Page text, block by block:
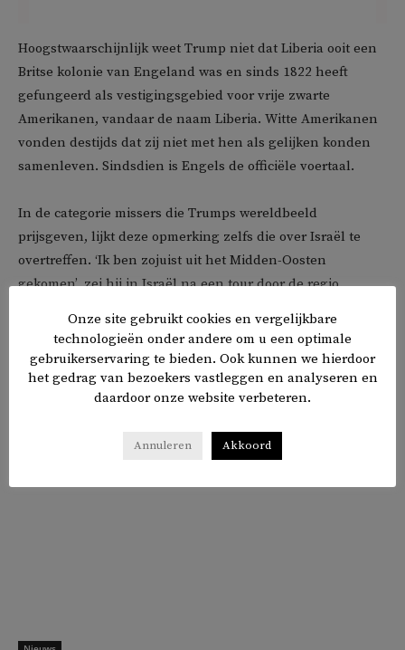
Hoogstwaarschijnlijk weet Trump niet dat Liberia ooit een
Britse kolonie van Engeland was en sinds 1822 heeft
gefungeerd als vestigingsgebied voor vrije zwarte
Amerikanen, vandaar de naam Liberia. Witte Amerikanen
vonden destijds dat zij niet met hen als gelijken konden
samenleven. Sindsdien is Engels de officiële voertaal.
In de categorie missers die Trumps wereldbeeld
prijsgeven, lijkt deze opmerking zelfs die over Israël te
overtreffen. ‘Ik ben zojuist uit het Midden-Oosten
gekomen’, zei hij in Israël na een tour door de regio.
Donald Trump Liberia VS
Delen 𝕏 f in ✉
Onze site gebruikt cookies en vergelijkbare
technologieën onder andere om u een optimale
gebruikerservaring te bieden. Ook kunnen we hierdoor
het gedrag van bezoekers vastleggen en analyseren en
daardoor onze website verbeteren.
Annuleren Akkoord